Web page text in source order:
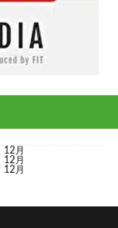
12月
12月
12月